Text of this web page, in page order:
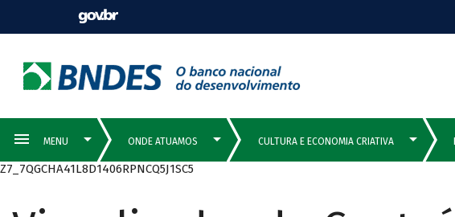
Z7_7QGCHA41L8D1406RPNCQ5J1SC5